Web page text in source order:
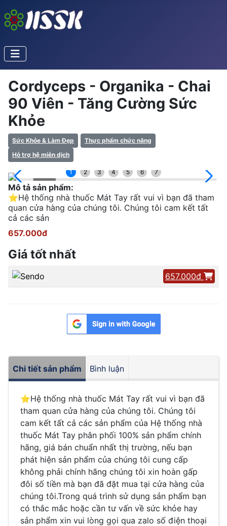
Cordyceps - Organika - Chai
90 Viên - Tăng Cường Sức
Khỏe
Sức Khỏe & Làm Đẹp
Thực phẩm chức năng
Hỗ trợ hệ miễn dịch
1 2 3 4 5 6 7
Mô tả sản phẩm:
⭐️Hệ thống nhà thuốc Mát Tay rất vui vì bạn đã tham
quan cửa hàng của chúng tôi. Chúng tôi cam kết tất
cả các sản
657.000đ
Giá tốt nhất
657.000đ
Chi tiết sản phẩm Bình luận
⭐️Hệ thống nhà thuốc Mát Tay rất vui vì bạn đã
tham quan cửa hàng của chúng tôi. Chúng tôi
cam kết tất cả các sản phẩm của Hệ thống nhà
thuốc Mát Tay phân phối 100% sản phẩm chính
hãng, giá bán chuẩn nhất thị trường, nếu bạn
phát hiện sản phẩm của chúng tôi cung cấp
không phải chính hãng chúng tôi xin hoàn gấp
đôi số tiền mà bạn đã đặt mua tại cửa hàng của
chúng tôi.Trong quá trình sử dụng sản phẩm bạn
có thắc mắc hoặc cần tư vấn về sức khỏe hay
sản phẩm xin vui lòng gọi qua zalo số điện thoại